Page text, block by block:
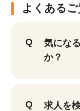
よくあるご
気にな
か？
求人を